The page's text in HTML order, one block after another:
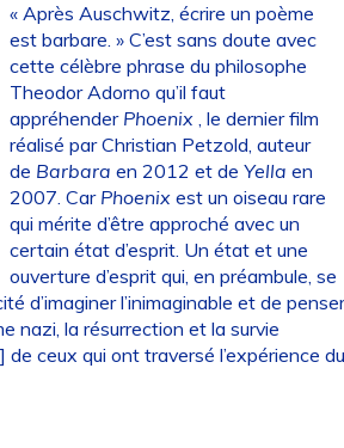
« Après Auschwitz, écrire un poème
est barbare. » C’est sans doute avec
cette célèbre phrase du philosophe
Theodor Adorno qu’il faut
appréhender Phoenix , le dernier film
réalisé par Christian Petzold, auteur
de Barbara en 2012 et deYella en
2007. Car Phoenix est un oiseau rare
qui mérite d’être approché avec un
certain état d’esprit. Un état et une
ouverture d’esprit qui, en préambule, se
d’imaginer l’inimaginable et de penser
nazi, la résurrection et la survie
de ceux qui ont traversé l’expérience du